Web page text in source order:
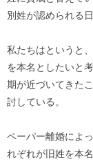
別姓が認められる
私たちはというと
を本名としたいと
期が近づいてきた
討している。
ペーパー離婚によ
れぞれが旧姓を本